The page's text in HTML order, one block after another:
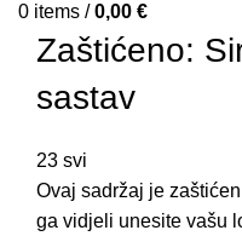
0 items / 0,00 €
Zaštićeno:
sastav
23 svi
Ovaj sadržaj je
ga vidjeli unesite vašu